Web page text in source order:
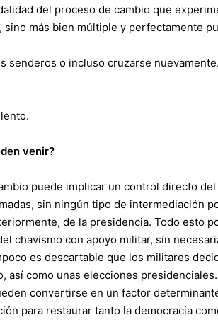
del proceso de cambio que
sino más bien múltiple y perfectamente
senderos o incluso cruzarse
venir?
puede implicar un control directo
sin ningún tipo de intermediación
de la presidencia. Todo esto
chavismo con apoyo militar, sin
es descartable que los militares
así como unas elecciones
convertirse en un factor
para restaurar tanto la democracia